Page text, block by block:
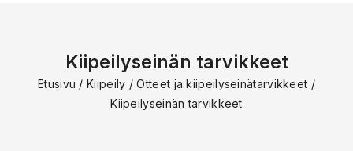
Kiipeilyseinän tarvikkeet
Etusivu /Kiipeily /Otteet ja kiipeilyseinätarvikkeet /
Kiipeilyseinän tarvikkeet